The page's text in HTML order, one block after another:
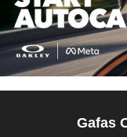
Gafas